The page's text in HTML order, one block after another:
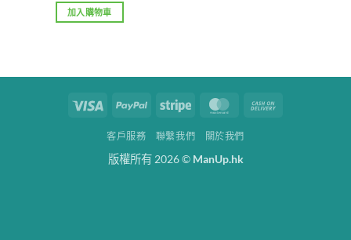
was:
$1000.
is:
加入購物車
Visa PayPal Stripe MasterCard
客戶服務 聯繫我們 關於我們
版權所有 2026 © ManUp.hk